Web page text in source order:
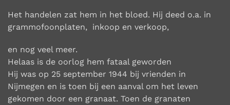
Het handelen zat hem in het bloed. Hij deed o.a. in
grammofoonplaten, inkoop en verkoop,
en nog veel meer.
Helaas is de oorlog hem fataal geworden
Hij was op 25 september 1944 bij vrienden in
Nijmegen en is toen bij een aanval om het leven
gekomen door een granaat. Toen de granaten